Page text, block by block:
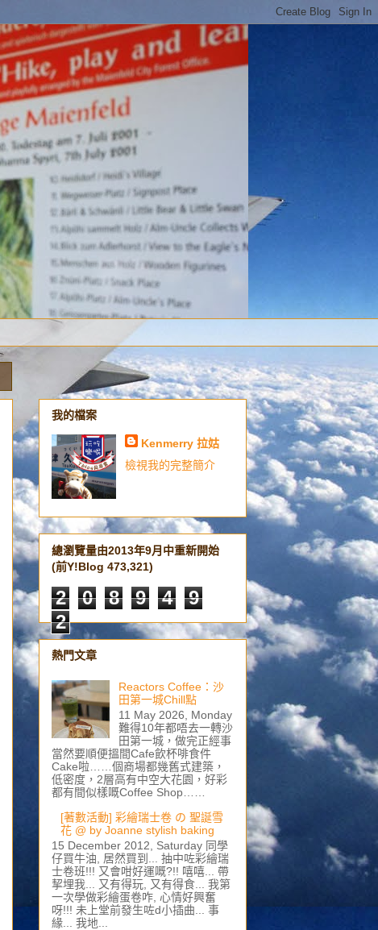
我的檔案
Kenmerry 拉姑
檢視我的完整簡介
總瀏覽量由2013年9月中重新開始
(前Y!Blog 473,321)
2 0 8 9 4
9
2
熱門文章
Reactors Coffee：沙
田第一城Chill點
11 May 2026, Monday
難得10年都唔去一轉沙
田第一城，做完正經事
當然要順便搵間Cafe飲杯啡食件
Cake啦……個商場都幾舊式建築，
低密度，2層高有中空大花園，好彩
都有間似樣嘅Coffee Shop……
[著數活動] 彩繪瑞士卷 の 聖誕雪
花 @ by Joanne stylish baking
15 December 2012, Saturday 同學
仔買牛油, 居然買到... 抽中咗彩繪瑞
士卷班!!! 又會咁好運嘅?!! 嘻嘻... 帶
挈埋我... 又有得玩, 又有得食... 我第
一次學做彩繪蛋卷咋, 心情好興奮
呀!!! 未上堂前發生咗d小插曲... 事
緣... 我地...